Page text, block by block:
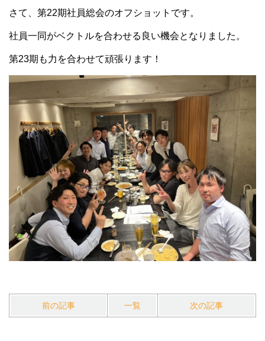
さて、第22期社員総会のオフショットです。
社員一同がベクトルを合わせる良い機会となりました。
第23期も力を合わせて頑張ります！
前の記事 一覧 次の記事